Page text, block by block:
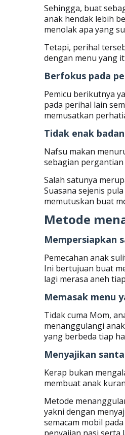
Sehingga, buat
anak hendak lebih
menolak apa yang
Tetapi, perihal
dengan menu yang
Berfokus pada
Pemicu berikutnya
pada perihal lain
memusatkan
Tidak enak badan
Nafsu makan
sebagian
Salah satunya
Suasana sejenis
memutuskan buat
Metode
Mempersiapkan
Pemecahan anak
Ini bertujuan buat
lagi merasa aneh
Memasak menu
Tidak cuma Mom,
menanggulangi
yang berbeda tiap
Menyajikan
Kerap bukan
membuat anak
Metode
yakni dengan
semacam mobil